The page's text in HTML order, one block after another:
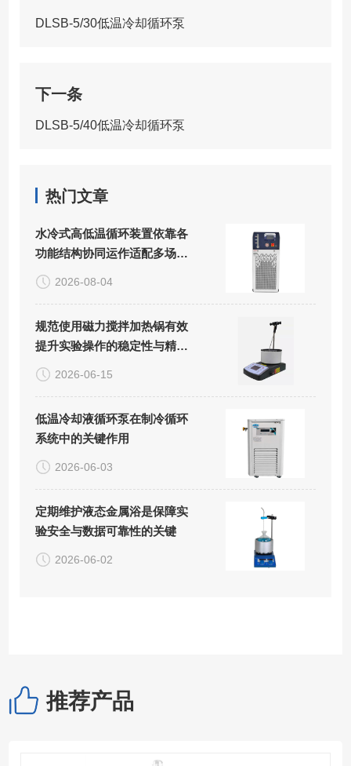
DLSB-5/30低温冷却循环泵
下一条
DLSB-5/40低温冷却循环泵
热门文章
水冷式高低温循环装置依靠各
功能结构协同运作适配多场景
精密控温需求
2026-08-04
规范使用磁力搅拌加热锅有效
提升实验操作的稳定性与精准
度
2026-06-15
低温冷却液循环泵在制冷循环
系统中的关键作用
2026-06-03
定期维护液态金属浴是保障实
验安全与数据可靠性的关键
2026-06-02
推荐产品